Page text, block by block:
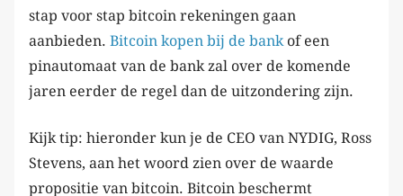
stap voor stap bitcoin rekeningen gaan
aanbieden. Bitcoin kopen bij de bank of een
pinautomaat van de bank zal over de komende
jaren eerder de regel dan de uitzondering zijn.
Kijk tip: hieronder kun je de CEO van NYDIG, Ross
Stevens, aan het woord zien over de waarde
propositie van bitcoin. Bitcoin beschermt